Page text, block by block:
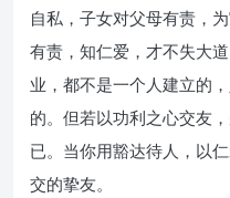
自私，子女对父母有责，
有责，知仁爱，才不失大
业，都不是一个人建立的
的。但若以功利之心交友
已。当你用豁达待人，以
交的挚友。